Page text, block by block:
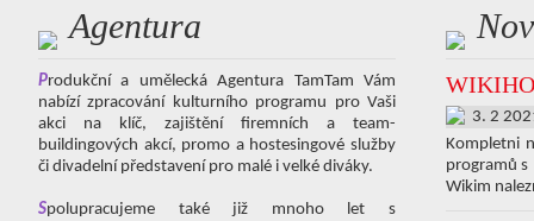
Agentura
Produkční a umělecká Agentura TamTam Vám
nabízí zpracování kulturního programu pro Vaši
akci na klíč, zajištění firemních a team-
buildingových akcí, promo a hostesingové služby
či divadelní představení pro malé i velké diváky.
Spolupracujeme také již mnoho let s
3. 2
Kompletni
programů s
Wikim